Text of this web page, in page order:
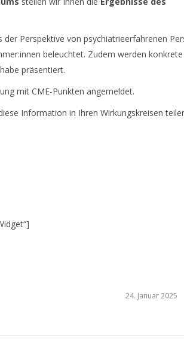
der Perspektive von psychiatrieerfahrenen
beleuchtet. Zudem werden
präsentiert.
mit CME-Punkten angemeldet.
Information in Ihren Wirkungskreisen
24. Januar 2025